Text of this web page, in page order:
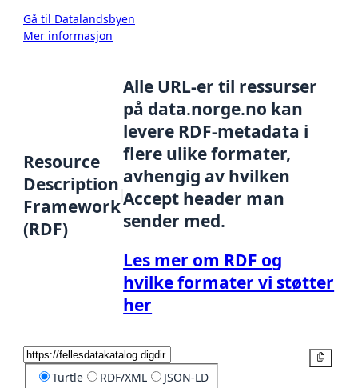
Gå til Datalandsbyen
Mer informasjon
Resource
Description
Framework
(RDF)
Alle URL-er til ressurser
på data.norge.no kan
levere RDF-metadata i
flere ulike formater,
avhengig av hvilken
Accept header man
sender med.
Les mer om RDF og
hvilke formater vi støtter
her
Turtle RDF/XML JSON-LD